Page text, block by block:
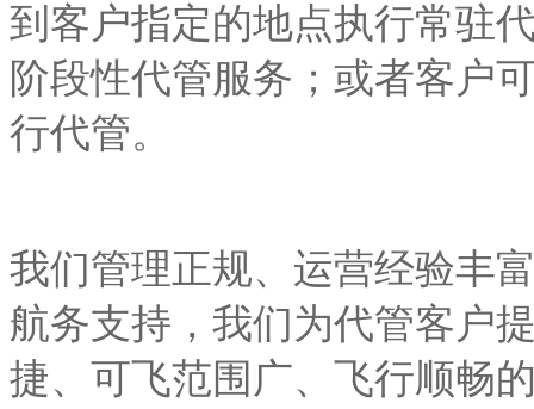
到客户指定的地点执行常驻
阶段性代管服务；或者客户
行代管。
我们管理正规、运营经验丰
航务支持，我们为代管客户
捷、可飞范围广、飞行顺畅